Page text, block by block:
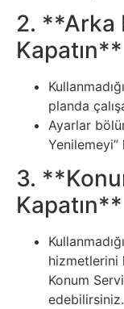
Projeler
ve
Fikirler
Sağlık
Seo
2. **Arka
Kapatın**
planda
Ayarlar
3.
Kapatın**
hizmetlerini
Konum
edebilirsiniz.